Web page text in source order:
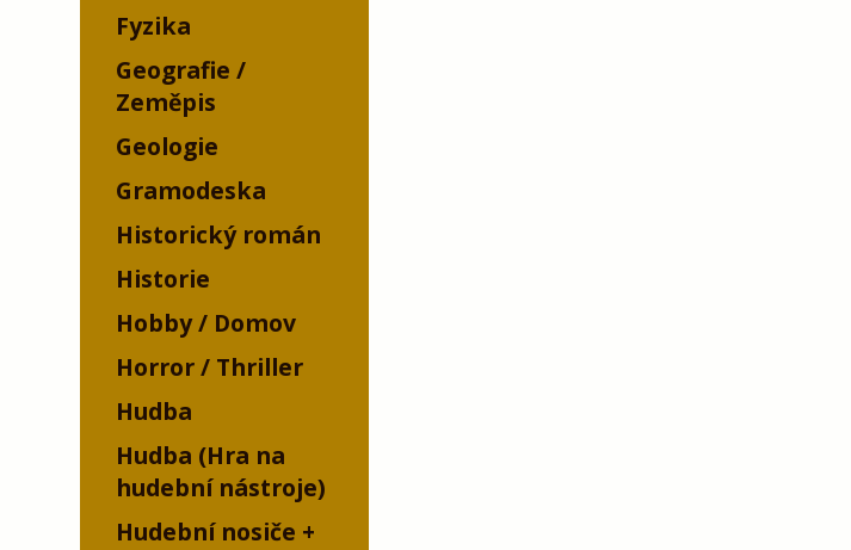
Fyzika
Geografie /
Zeměpis
Geologie
Gramodeska
Historický román
Historie
Hobby / Domov
Horror / Thriller
Hudba
Hudba (Hra na
hudební nástroje)
Hudební nosiče